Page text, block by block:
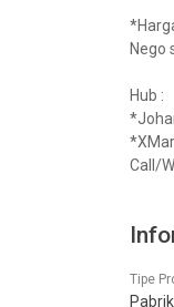
Nego
Hub :
Call/
Tipe